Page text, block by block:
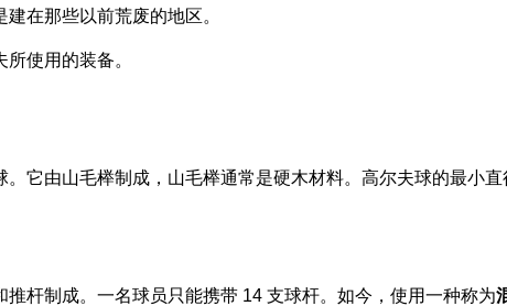
在那些以前荒废的地区。
使用的装备。
它由山毛榉制成，山毛榉通常是硬木材料。高尔夫球的最小直
推杆制成。一名球员只能携带 14 支球杆。如今，使用一种称为